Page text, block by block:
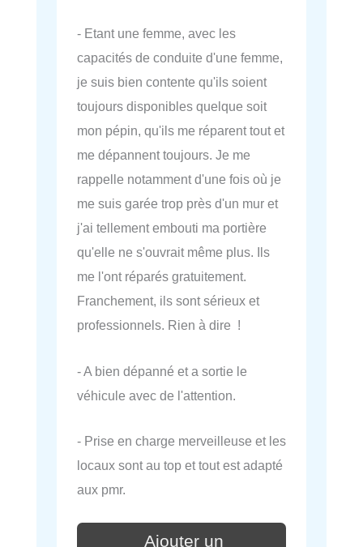
- Etant une femme, avec les
capacités de conduite d'une femme,
je suis bien contente qu'ils soient
toujours disponibles quelque soit
mon pépin, qu'ils me réparent tout et
me dépannent toujours. Je me
rappelle notamment d'une fois où je
me suis garée trop près d'un mur et
j'ai tellement embouti ma portière
qu'elle ne s'ouvrait même plus. Ils
me l'ont réparés gratuitement.
Franchement, ils sont sérieux et
professionnels. Rien à dire !
- A bien dépanné et a sortie le
véhicule avec de l'attention.
- Prise en charge merveilleuse et les
locaux sont au top et tout est adapté
aux pmr.
Ajouter un